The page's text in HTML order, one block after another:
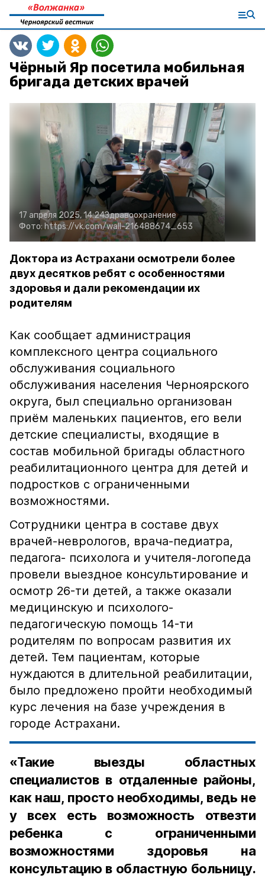
Чёрный Яр посетила мобильная
бригада детских врачей
17 апреля 2025, 14:24Здравоохранение
Фото:https://vk.com/wall-216488674_653
Доктора из Астрахани осмотрели более
двух десятков ребят с особенностями
здоровья и дали рекомендации их
родителям
Как сообщает администрация
комплексного центра социального
обслуживания социального
обслуживания населения Черноярского
округа, был специально организован
приём маленьких пациентов, его вели
детские специалисты, входящие в
состав мобильной бригады областного
реабилитационного центра для детей и
подростков с ограниченными
возможностями.
Сотрудники центра в составе двух
врачей-неврологов, врача-педиатра,
педагога- психолога и учителя-логопеда
провели выездное консультирование и
осмотр 26-ти детей, а также оказали
медицинскую и психолого-
педагогическую помощь 14-ти
родителям по вопросам развития их
детей. Тем пациентам, которые
нуждаются в длительной реабилитации,
было предложено пройти необходимый
курс лечения на базе учреждения в
городе Астрахани.
«Такие выезды областных
специалистов в отдаленные районы,
как наш, просто необходимы, ведь не
у всех есть возможность отвезти
ребенка с ограниченными
возможностями здоровья на
консультацию в областную больницу.